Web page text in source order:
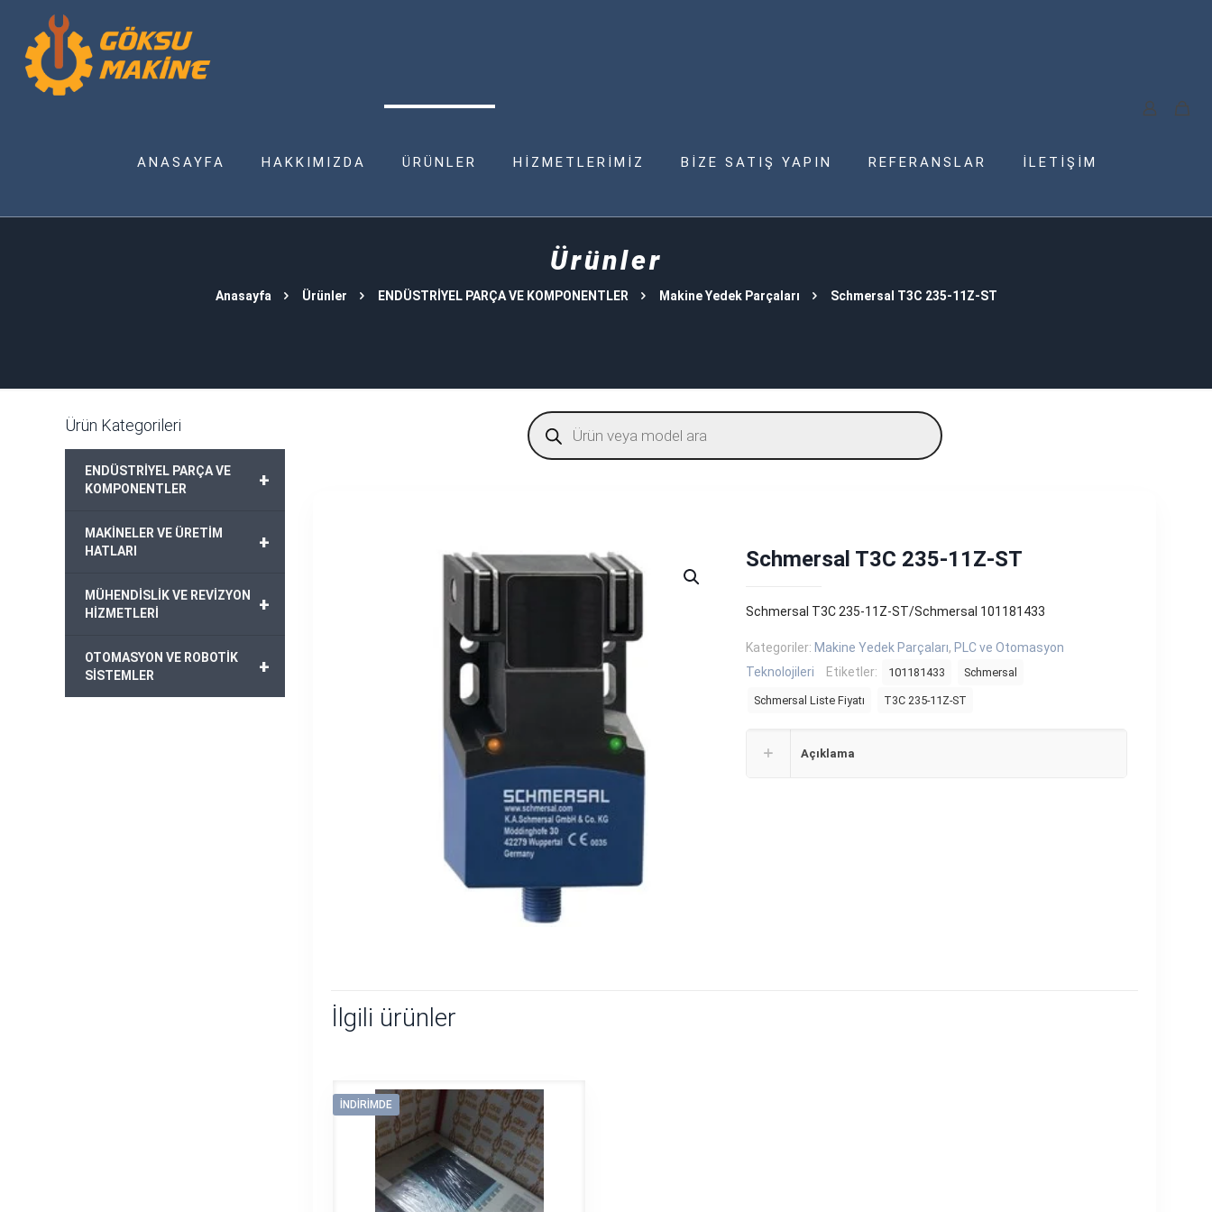
ANASAYFA HAKKIMIZDA ÜRÜNLER HİZMETLERİMİZ BİZE SATIŞ YAPIN REFERANSLAR İLETİŞİM
Ürünler
Anasayfa Ürünler ENDÜSTRİYEL PARÇA VE KOMPONENTLER Makine Yedek Parçaları Schmersal T3C 235-11Z-ST
Products
search
Schmersal T3C 235-11Z-ST
Schmersal T3C 235-11Z-ST/Schmersal 101181433
Kategoriler: Makine Yedek Parçaları, PLC ve Otomasyon
Teknolojileri
Etiketler: 101181433 Schmersal
Schmersal Liste Fiyatı T3C 235-11Z-ST
Açıklama
İlgili ürünler
İNDIRIMDE
Ürün Kategorileri
+
ENDÜSTRİYEL PARÇA VE
KOMPONENTLER
+
MAKİNELER VE ÜRETİM
HATLARI
+
MÜHENDİSLİK VE REVİZYON
HİZMETLERİ
+
OTOMASYON VE ROBOTİK
SİSTEMLER